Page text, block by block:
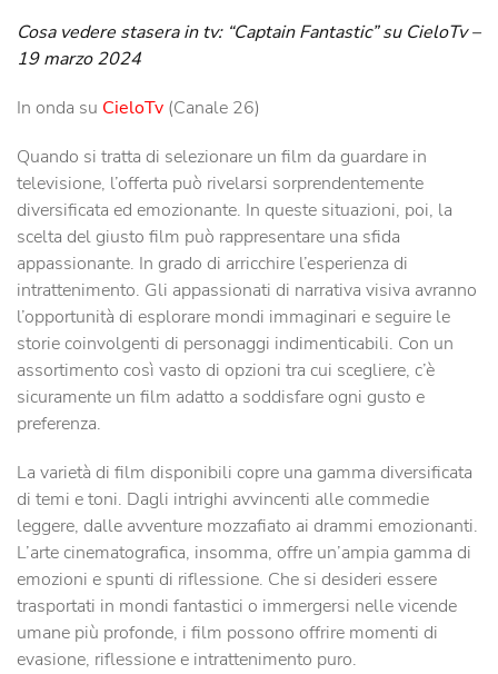
Cosa vedere stasera in tv: “Captain Fantastic” su CieloTv –
19 marzo 2024
In onda su CieloTv (Canale 26)
Quando si tratta di selezionare un film da guardare in
televisione, l’offerta può rivelarsi sorprendentemente
diversificata ed emozionante. In queste situazioni, poi, la
scelta del giusto film può rappresentare una sfida
appassionante. In grado di arricchire l’esperienza di
intrattenimento. Gli appassionati di narrativa visiva avranno
l’opportunità di esplorare mondi immaginari e seguire le
storie coinvolgenti di personaggi indimenticabili. Con un
assortimento così vasto di opzioni tra cui scegliere, c’è
sicuramente un film adatto a soddisfare ogni gusto e
preferenza.
La varietà di film disponibili copre una gamma diversificata
di temi e toni. Dagli intrighi avvincenti alle commedie
leggere, dalle avventure mozzafiato ai drammi emozionanti.
L’arte cinematografica, insomma, offre un’ampia gamma di
emozioni e spunti di riflessione. Che si desideri essere
trasportati in mondi fantastici o immergersi nelle vicende
umane più profonde, i film possono offrire momenti di
evasione, riflessione e intrattenimento puro.